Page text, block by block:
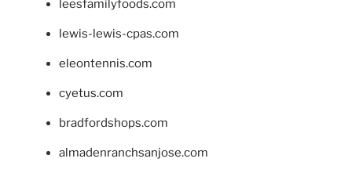
leesfamilyfoods.com
lewis-lewis-cpas.com
eleontennis.com
cyetus.com
bradfordshops.com
almadenranchsanjose.com